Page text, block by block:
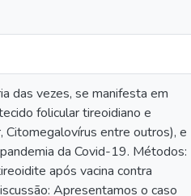
das vezes, se manifesta em
folicular tireoidiano e
Citomegalovírus entre outros), e
da Covid-19. Métodos:
após vacina contra
Apresentamos o caso